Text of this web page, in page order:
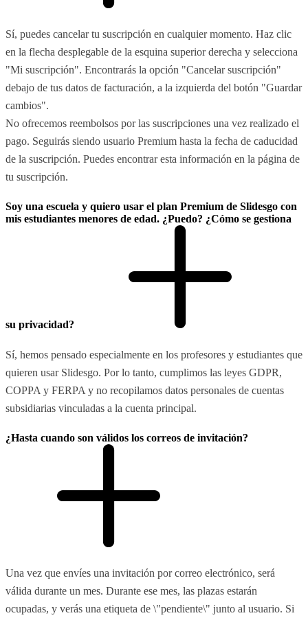
Sí, puedes cancelar tu suscripción en cualquier momento. Haz clic
en la flecha desplegable de la esquina superior derecha y selecciona
"Mi suscripción". Encontrarás la opción "Cancelar suscripción"
debajo de tus datos de facturación, a la izquierda del botón "Guardar
cambios".
No ofrecemos reembolsos por las suscripciones una vez realizado el
pago. Seguirás siendo usuario Premium hasta la fecha de caducidad
de la suscripción. Puedes encontrar esta información en la página de
tu suscripción.
Soy una escuela y quiero usar el plan Premium de Slidesgo con
mis estudiantes menores de edad. ¿Puedo? ¿Cómo se gestiona
su privacidad?
Sí, hemos pensado especialmente en los profesores y estudiantes que
quieren usar Slidesgo. Por lo tanto, cumplimos las leyes GDPR,
COPPA y FERPA y no recopilamos datos personales de cuentas
subsidiarias vinculadas a la cuenta principal.
¿Hasta cuando son válidos los correos de invitación?
Una vez que envíes una invitación por correo electrónico, será
válida durante un mes. Durante ese mes, las plazas estarán
ocupadas, y verás una etiqueta de \"pendiente\" junto al usuario. Si